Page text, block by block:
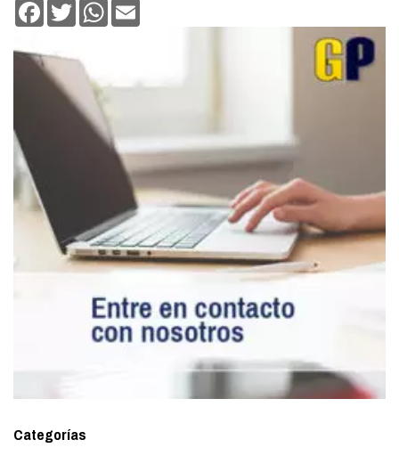
Facebook
TwitterWhatsApp
Categorías